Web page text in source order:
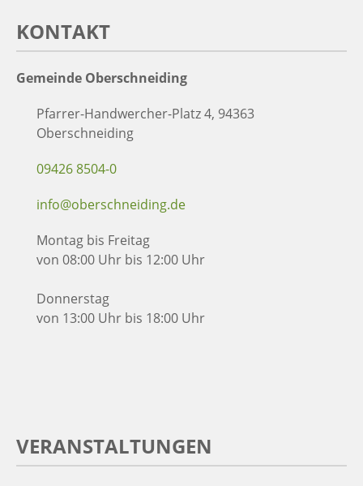
KONTAKT
Gemeinde Oberschneiding
Pfarrer-Handwercher-Platz 4, 94363
Oberschneiding
09426 8504-0
info@oberschneiding.de
Montag bis Freitag
von 08:00 Uhr bis 12:00 Uhr
Donnerstag
von 13:00 Uhr bis 18:00 Uhr
VERANSTALTUNGEN